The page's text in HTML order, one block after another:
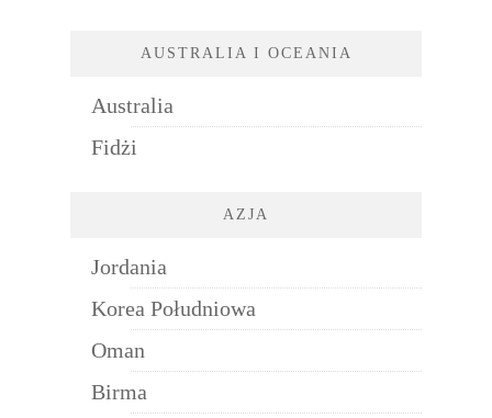
AUSTRALIA I OCEANIA
Australia
Fidżi
AZJA
Jordania
Korea Południowa
Oman
Birma